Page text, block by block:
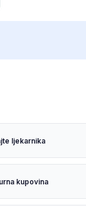
ljekarnika
kupovina